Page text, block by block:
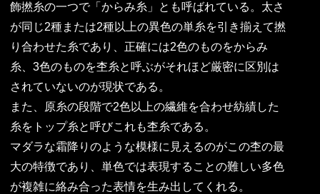
飾撚糸の一つで「からみ糸」とも呼ばれている。太さ
が同じ2種または2種以上の異色の単糸を引き揃えて撚
り合わせた糸であり、正確には2色のものをからみ
糸、3色のものを杢糸と呼ぶがそれほど厳密に区別は
されていないのが現状である。
また、原糸の段階で2色以上の繊維を合わせ紡績した
糸をトップ糸と呼びこれも杢糸である。
マダラな霜降りのような模様に見えるのがこの杢の最
大の特徴であり、単色では表現することの難しい多色
が複雑に絡み合った表情を生み出してくれる。